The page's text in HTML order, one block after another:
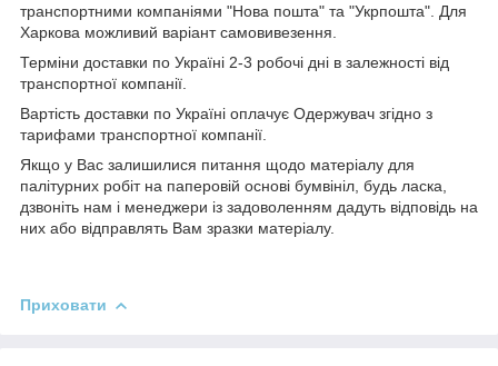
транспортними компаніями "Нова пошта" та "Укрпошта". Для
Харкова можливий варіант самовивезення.
Терміни доставки по Україні 2-3 робочі дні в залежності від
транспортної компанії.
Вартість доставки по Україні оплачує Одержувач згідно з
тарифами транспортної компанії.
Якщо у Вас залишилися питання щодо матеріалу для
палітурних робіт на паперовій основі бумвініл, будь ласка,
дзвоніть нам і менеджери із задоволенням дадуть відповідь на
них або відправлять Вам зразки матеріалу.
Приховати